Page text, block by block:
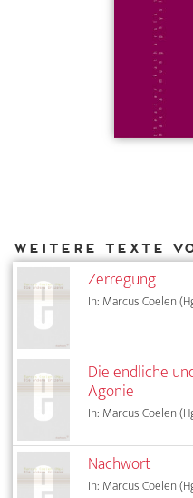
Zerregung
In: Marcus Coelen
Die endliche
Agonie
In: Marcus Coelen
Nachwort
In: Marcus Coelen